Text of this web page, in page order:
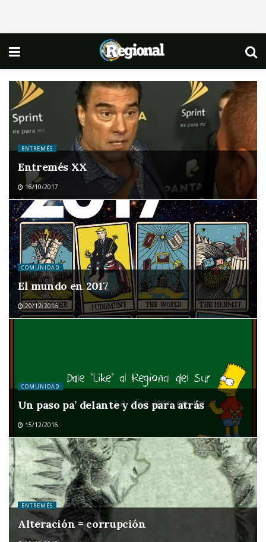
ENTREMÉS
Entremés XX
16/10/2017
COMUNIDAD
El mundo en 2017
20/12/2016
COMUNIDAD
Un paso pa’ delante y dos para atrás
15/12/2016
ENTREMÉS
Alteración = corrupción